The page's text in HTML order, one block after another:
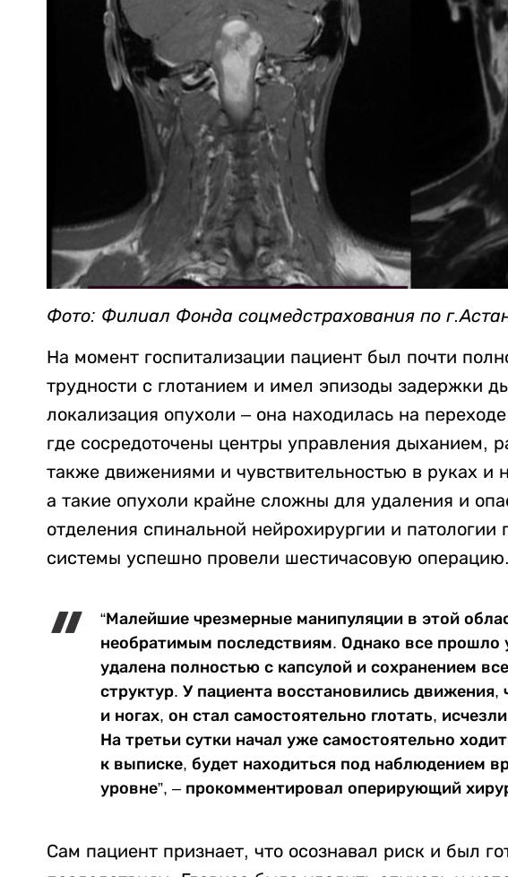
Фото: Филиал Фонда соцмедстрахования по
На момент госпитализации пациент был почти
трудности с глотанием и имел эпизоды задержки
локализация опухоли – она находилась на
где сосредоточены центры управления дыханием,
также движениями и чувствительностью в руках и
а такие опухоли крайне сложны для удаления и
отделения спинальной нейрохирургии и патологии
системы успешно провели шестичасовую операцию.
“Малейшие чрезмерные манипуляции в этой
необратимым последствиям. Однако все прошло
удалена полностью с капсулой и сохранением
структур. У пациента восстановились движения,
и ногах, он стал самостоятельно глотать,
На третьи сутки начал уже самостоятельно
к выписке, будет находиться под наблюдением
уровне”, – прокомментировал оперирующий
Сам пациент признает, что осознавал риск и был